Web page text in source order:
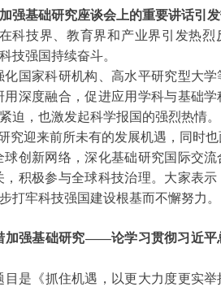
基础研究座谈会上的重要讲话引
科技界、教育界和产业界引发热烈
技强国持续奋斗。
国家科研机构、高水平研究型大学
深度融合，促进应用学科与基础学
迫，也激发起科学报国的强烈热情。
究迎来前所未有的发展机遇，同时
创新网络，深化基础研究国际交
积极参与全球科技治理。大家表示
打牢科技强国建设根基而不懈努力。
加强基础研究——论学习贯彻习近平
是《抓住机遇，以更大力度更实